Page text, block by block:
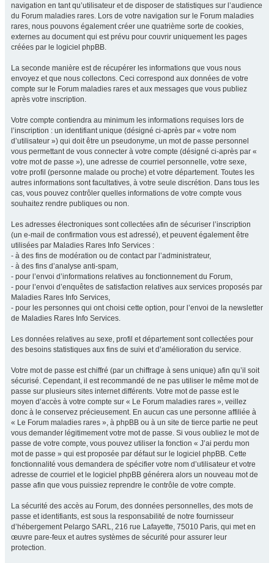
navigation en tant qu’utilisateur et de disposer de statistiques sur l’audience
du Forum maladies rares. Lors de votre navigation sur le Forum maladies
rares, nous pouvons également créer une quatrième sorte de cookies,
externes au document qui est prévu pour couvrir uniquement les pages
créées par le logiciel phpBB.
La seconde manière est de récupérer les informations que vous nous
envoyez et que nous collectons. Ceci correspond aux données de votre
compte sur le Forum maladies rares et aux messages que vous publiez
après votre inscription.
Votre compte contiendra au minimum les informations requises lors de
l’inscription : un identifiant unique (désigné ci-après par « votre nom
d’utilisateur ») qui doit être un pseudonyme, un mot de passe personnel
vous permettant de vous connecter à votre compte (désigné ci-après par «
votre mot de passe »), une adresse de courriel personnelle, votre sexe,
votre profil (personne malade ou proche) et votre département. Toutes les
autres informations sont facultatives, à votre seule discrétion. Dans tous les
cas, vous pouvez contrôler quelles informations de votre compte vous
souhaitez rendre publiques ou non.
Les adresses électroniques sont collectées afin de sécuriser l’inscription
(un e-mail de confirmation vous est adressé), et peuvent également être
utilisées par Maladies Rares Info Services :
- à des fins de modération ou de contact par l’administrateur,
- à des fins d’analyse anti-spam,
- pour l’envoi d’informations relatives au fonctionnement du Forum,
- pour l’envoi d’enquêtes de satisfaction relatives aux services proposés par
Maladies Rares Info Services,
- pour les personnes qui ont choisi cette option, pour l’envoi de la newsletter
de Maladies Rares Info Services.
Les données relatives au sexe, profil et département sont collectées pour
des besoins statistiques aux fins de suivi et d’amélioration du service.
Votre mot de passe est chiffré (par un chiffrage à sens unique) afin qu’il soit
sécurisé. Cependant, il est recommandé de ne pas utiliser le même mot de
passe sur plusieurs sites internet différents. Votre mot de passe est le
moyen d’accès à votre compte sur « Le Forum maladies rares », veillez
donc à le conservez précieusement. En aucun cas une personne affiliée à
« Le Forum maladies rares », à phpBB ou à un site de tierce partie ne peut
vous demander légitimement votre mot de passe. Si vous oubliez le mot de
passe de votre compte, vous pouvez utiliser la fonction « J’ai perdu mon
mot de passe » qui est proposée par défaut sur le logiciel phpBB. Cette
fonctionnalité vous demandera de spécifier votre nom d’utilisateur et votre
adresse de courriel et le logiciel phpBB générera alors un nouveau mot de
passe afin que vous puissiez reprendre le contrôle de votre compte.
La sécurité des accès au Forum, des données personnelles, des mots de
passe et identifiants, est sous la responsabilité de notre fournisseur
d’hébergement Pelargo SARL, 216 rue Lafayette, 75010 Paris, qui met en
œuvre pare-feux et autres systèmes de sécurité pour assurer leur
protection.